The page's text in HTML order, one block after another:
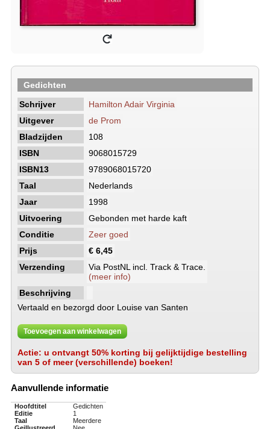
Gedichten
Schrijver
Hamilton Adair Virginia
Uitgever
de Prom
Bladzijden
108
ISBN
9068015729
ISBN13
9789068015720
Taal
Nederlands
Jaar
1998
Uitvoering
Gebonden met harde kaft
Conditie
Zeer goed
Prijs
€ 6,45
Verzending
Via PostNL incl. Track & Trace.
(meer info)
Beschrijving
Vertaald en bezorgd door Louise van Santen
Toevoegen aan winkelwagen
Actie: u ontvangt 50% korting bij gelijktijdige bestelling
van 5 of meer (verschillende) boeken!
Aanvullende informatie
Hoofdtitel
Gedichten
Editie
1
Taal
Meerdere